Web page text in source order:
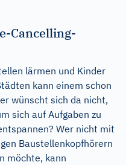
Cancelling-
lärmen und Kinder
kann einem schon
wünscht sich da nicht,
sich auf Aufgaben zu
Wer nicht mit
Baustellenkopfhörern
möchte, kann